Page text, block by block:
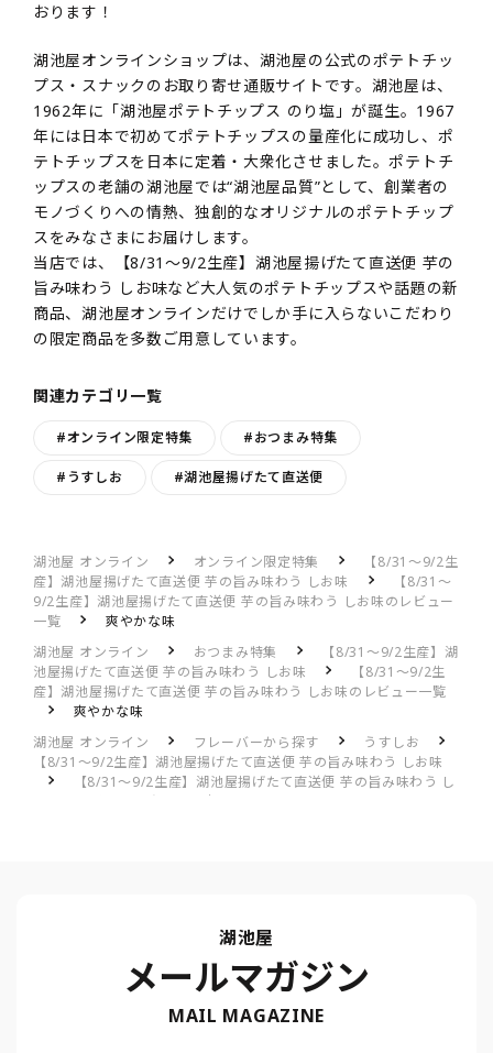
おります！
湖池屋オンラインショップは、湖池屋の公式のポテトチッ
プス・スナックのお取り寄せ通販サイトです。湖池屋は、
1962年に「湖池屋ポテトチップス のり塩」が誕生。1967
年には日本で初めてポテトチップスの量産化に成功し、ポ
テトチップスを日本に定着・大衆化させました。ポテトチ
ップスの老舗の湖池屋では“湖池屋品質”として、創業者の
モノづくりへの情熱、独創的なオリジナルのポテトチップ
スをみなさまにお届けします。
当店では、【8/31～9/2生産】湖池屋揚げたて直送便 芋の
旨み味わう しお味など大人気のポテトチップスや話題の新
商品、湖池屋オンラインだけでしか手に入らないこだわり
の限定商品を多数ご用意しています。
関連カテゴリ一覧
#オンライン限定特集 #おつまみ特集
#うすしお #湖池屋揚げたて直送便
湖池屋 オンライン オンライン限定特集
【8/31～9/2生
産】湖池屋揚げたて直送便 芋の旨み味わう しお味
【8/31～
9/2生産】湖池屋揚げたて直送便 芋の旨み味わう しお味のレビュー
一覧
爽やかな味
湖池屋 オンライン
おつまみ特集
【8/31～9/2生産】湖
池屋揚げたて直送便 芋の旨み味わう しお味
【8/31～9/2生
産】湖池屋揚げたて直送便 芋の旨み味わう しお味のレビュー一覧
爽やかな味
湖池屋 オンライン
フレーバーから探す
うすしお
【8/31～9/2生産】湖池屋揚げたて直送便 芋の旨み味わう しお味
【8/31～9/2生産】湖池屋揚げたて直送便 芋の旨み味わう し
爽やかな味
湖池屋
メールマガジン
MAIL MAGAZINE